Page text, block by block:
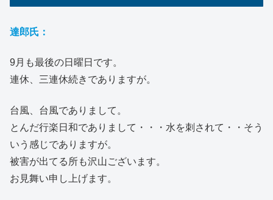
達郎氏：
9月も最後の日曜日です。
連休、三連休続きでありますが。
台風、台風でありまして。
とんだ行楽日和でありまして・・・水を刺されて・・そう
いう感じでありますが。
被害が出てる所も沢山ございます。
お見舞い申し上げます。